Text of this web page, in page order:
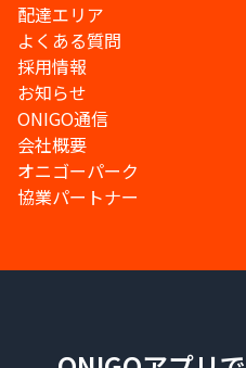
配達エリア
よくある質問
採用情報
お知らせ
ONIGO通信
会社概要
オニゴーパーク
協業パートナー